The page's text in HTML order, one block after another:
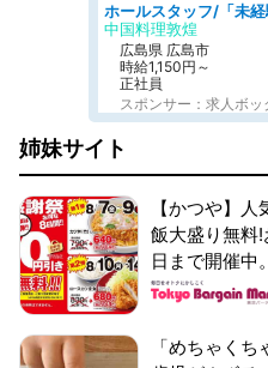
中国料理敦煌
広島県 広島市
時給1,150円～
正社員
スポンサー：求人ボッ
姉妹サイト
【かつや】
飯大盛り無料
日まで開催中。
「めちゃく